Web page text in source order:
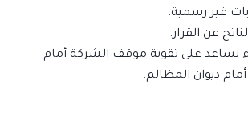
غير رسمية.
عن القرار.
يساعد على تقوية موقف الشركة أمام
ديوان المظالم.